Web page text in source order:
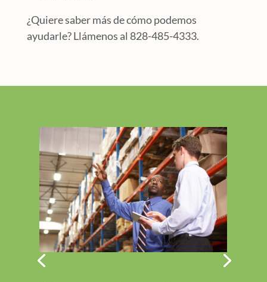
¿Quiere saber más de cómo podemos
ayudarle? Llámenos al 828-485-4333.